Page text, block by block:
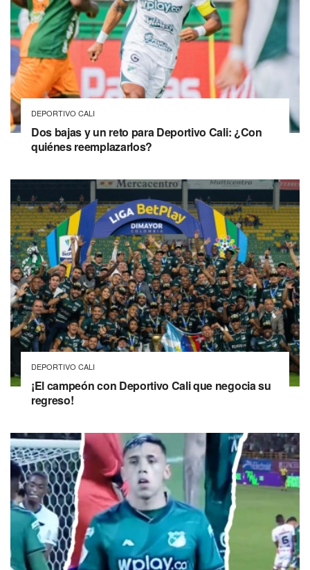
DEPORTIVO CALI
Dos bajas y un reto para Deportivo Cali: ¿Con
quiénes reemplazarlos?
DEPORTIVO CALI
¡El campeón con Deportivo Cali que negocia su
regreso!